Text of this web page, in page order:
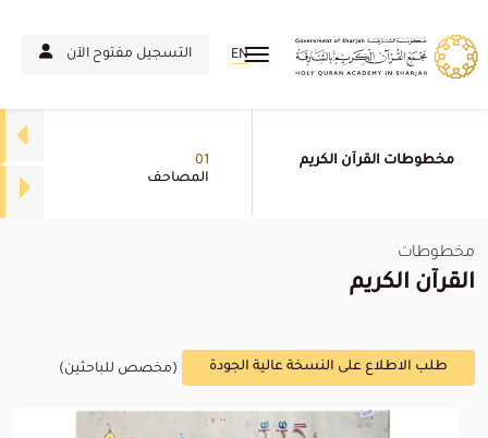
التسجيل مفتوح الآن EN
مخطوطات القرآن الكريم
01
المصاحف
مخطوطات
القرآن الكريم
(مخصص للباحثين) طلب الاطلاع على النسخة عالية الجودة